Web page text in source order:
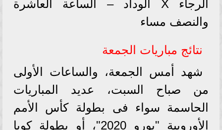
الرجاء X الوداد – الساعة العاشرة
والنصف مساء
نتائج مباريات الجمعة
شهد أمس الجمعة، والساعات الأولى
من صباح السبت، عديد المباريات
الحاسمة سواء فى بطولة كأس الأمم
الأوروبية "يورو 2020"، أو بطولة كوبا